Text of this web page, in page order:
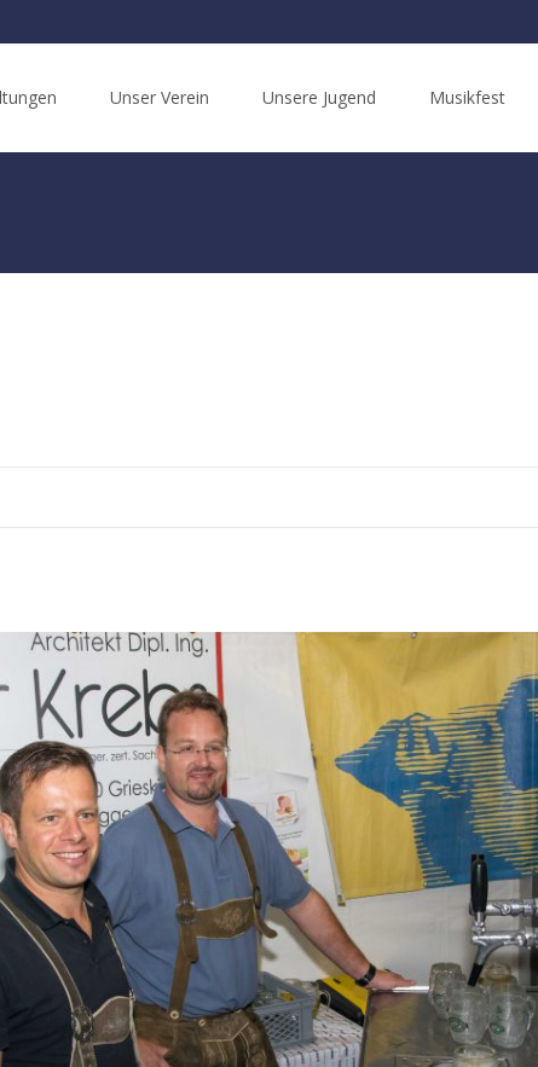
Unser Verein Unsere Jugend Musikfest